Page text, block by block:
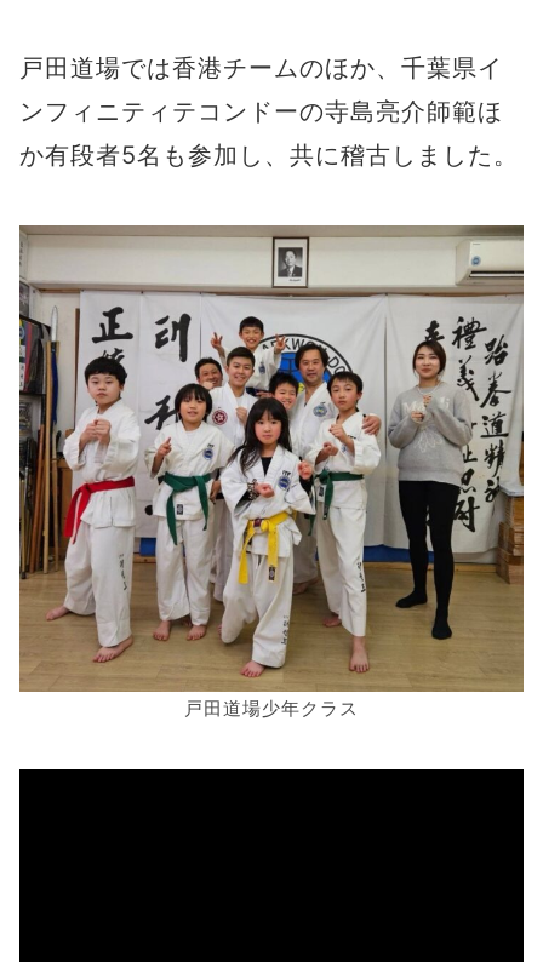
戸田道場では香港チームのほか、千葉県イ
ンフィニティテコンドーの寺島亮介師範ほ
か有段者5名も参加し、共に稽古しました。
戸田道場少年クラス